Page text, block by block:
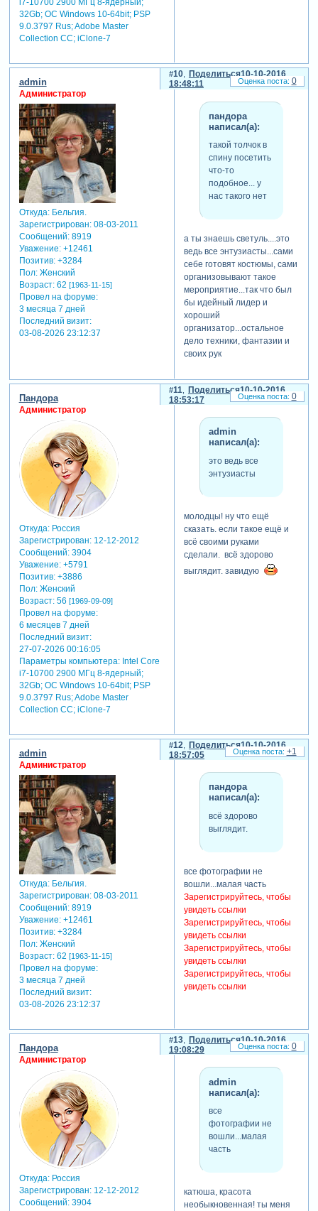
i7-10700 2900 МГц 8-ядерный;
32Gb; ОС Windows 10-64bit; PSP
9.0.3797 Rus; Adobe Master
Collection СС; iClone-7
Поделиться
10
10-10-2016
18:48:11
admin
Администратор
Откуда:Бельгия.
Зарегистрирован: 08-03-2011
Сообщений:8919
Уважение: +12461
Позитив: +3284
Пол:Женский
Возраст:62 [1963-11-15]
Провел на форуме:
3 месяца 7 дней
Последний визит:
03-08-2026 23:12:37
пандора
написал(а):
такой толчок в
спину посетить
что-то
подобное... у
нас такого нет
а ты знаешь светуль....это
ведь все энтузиасты...сами
себе готовят костюмы, сами
организовывают такое
мероприятие...так что был
бы идейный лидер и
хороший
организатор...остальное
дело техники, фантазии и
своих рук
0
Поделиться
11
10-10-2016
18:53:17
Пандора
Администратор
Откуда:Россия
Зарегистрирован: 12-12-2012
Сообщений:3904
Уважение: +5791
Позитив: +3886
Пол:Женский
Возраст:56 [1969-09-09]
Провел на форуме:
6 месяцев 7 дней
Последний визит:
27-07-2026 00:16:05
Параметры компьютера:Intel Core
i7-10700 2900 МГц 8-ядерный;
32Gb; ОС Windows 10-64bit; PSP
9.0.3797 Rus; Adobe Master
Collection СС; iClone-7
admin
написал(а):
это ведь все
энтузиасты
молодцы! ну что ещё
сказать. если такое ещё и
всё своими руками
сделали. всё здорово
выглядит. завидую
0
Поделиться
12
10-10-2016
18:57:05
admin
Администратор
Откуда:Бельгия.
Зарегистрирован: 08-03-2011
Сообщений:8919
Уважение: +12461
Позитив: +3284
Пол:Женский
Возраст:62 [1963-11-15]
Провел на форуме:
3 месяца 7 дней
Последний визит:
03-08-2026 23:12:37
пандора
написал(а):
всё здорово
выглядит.
все фотографии не
вошли...малая часть
Зарегистрируйтесь, чтобы
увидеть ссылки
Зарегистрируйтесь, чтобы
увидеть ссылки
Зарегистрируйтесь, чтобы
увидеть ссылки
Зарегистрируйтесь, чтобы
увидеть ссылки
+1
Поделиться
13
10-10-2016
19:08:29
Пандора
Администратор
Откуда:Россия
Зарегистрирован: 12-12-2012
Сообщений:3904
admin
написал(а):
все
фотографии не
вошли...малая
часть
катюша, красота
необыкновенная! ты меня
0